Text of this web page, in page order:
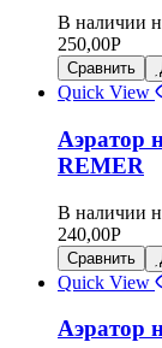
В наличии
250,00Р
Сравнить
Quick View
Аэратор
REMER
В наличии
240,00Р
Сравнить
Quick View
Аэратор